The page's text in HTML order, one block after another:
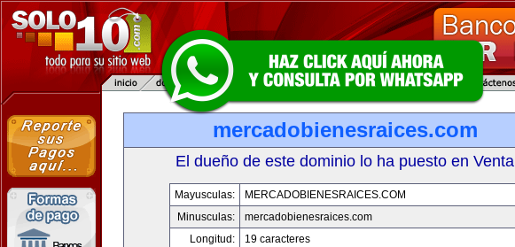
mercadobienesraices.com
El dueño de este dominio lo ha puesto en Venta
Mayusculas:
MERCADOBIENESRAICES.COM
Minusculas:
mercadobienesraices.com
Longitud:
19 caracteres